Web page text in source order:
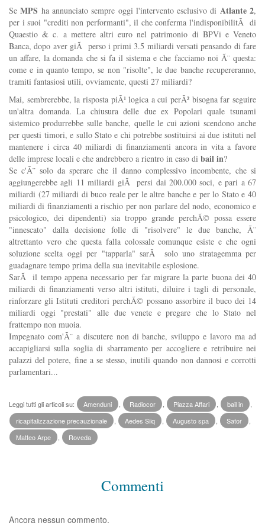
SeMPS ha annunciato sempre oggi l'intervento esclusivo di Atlante 2,
per i suoi "crediti non performanti", il che conferma l'indisponibilitÃ di
Quaestio & c. a mettere altri euro nel patrimonio di BPVi e Veneto
Banca, dopo aver giÃ perso i primi 3.5 miliardi versati pensando di fare
un affare, la domanda che si fa il sistema e che facciamo noi Ã¨ questa:
come e in quanto tempo, se non "risolte", le due banche recupereranno,
tramiti fantasiosi utili, ovviamente, questi 27 miliardi?
Mai, sembrerebbe, la risposta piÃ¹ logica a cui perÃ² bisogna far seguire
un'altra domanda. La chiusura delle due ex Popolari quale tsunami
sistemico produrrebbe sulle banche, quelle le cui azioni scendono anche
per questi timori, e sullo Stato e chi potrebbe sostituirsi ai due istituti nel
mantenere i circa 40 miliardi di finanziamenti ancora in vita a favore
delle imprese locali e che andrebbero a rientro in caso di bail in?
Se c'Ã¨ solo da sperare che il danno complessivo incombente, che si
aggiungerebbe agli 11 miliardi giÃ persi dai 200.000 soci, e pari a 67
miliardi (27 miliardi di buco reale per le altre banche e per lo Stato e 40
miliardi di finanziamenti a rischio per non parlare del nodo, economico e
psicologico, dei dipendenti) sia troppo grande perchÃ© possa essere
"innescato" dalla decisione folle di "risolvere" le due banche, Ã¨
altrettanto vero che questa falla colossale comunque esiste e che ogni
soluzione scelta oggi per "tapparla" sarÃ solo uno stratagemma per
guadagnare tempo prima della sua inevitabile esplosione.
SarÃ il tempo appena necessario per far migrare la parte buona dei 40
miliardi di finanziamenti verso altri istituti, diluire i tagli di personale,
rinforzare gli Istituti creditori perchÃ© possano assorbire il buco dei 14
miliardi oggi "prestati" alle due venete e pregare che lo Stato nel
frattempo non muoia.
Impegnato com'Ã¨ a discutere non di banche, sviluppo e lavoro ma ad
accapigliarsi sulla soglia di sbarramento per accogliere e retribuire nei
palazzi del potere, fine a se stesso, inutili quando non dannosi e corrotti
parlamentari...
Leggi tutti gli articoli su: Amenduni Radiocor Piazza Affari bail in
ricapitalizzazione precauzionale
Aedes Siiq Augusto spa Sator
Matteo Arpe
Roveda
Commenti
Ancora nessun commento.